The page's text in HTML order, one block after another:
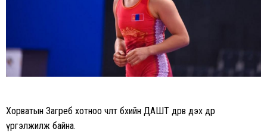
Хорватын Загреб хотноо чөлөөт бөхийн ДАШТ дөрөв дэх өдрөө
үргэлжилж байна.